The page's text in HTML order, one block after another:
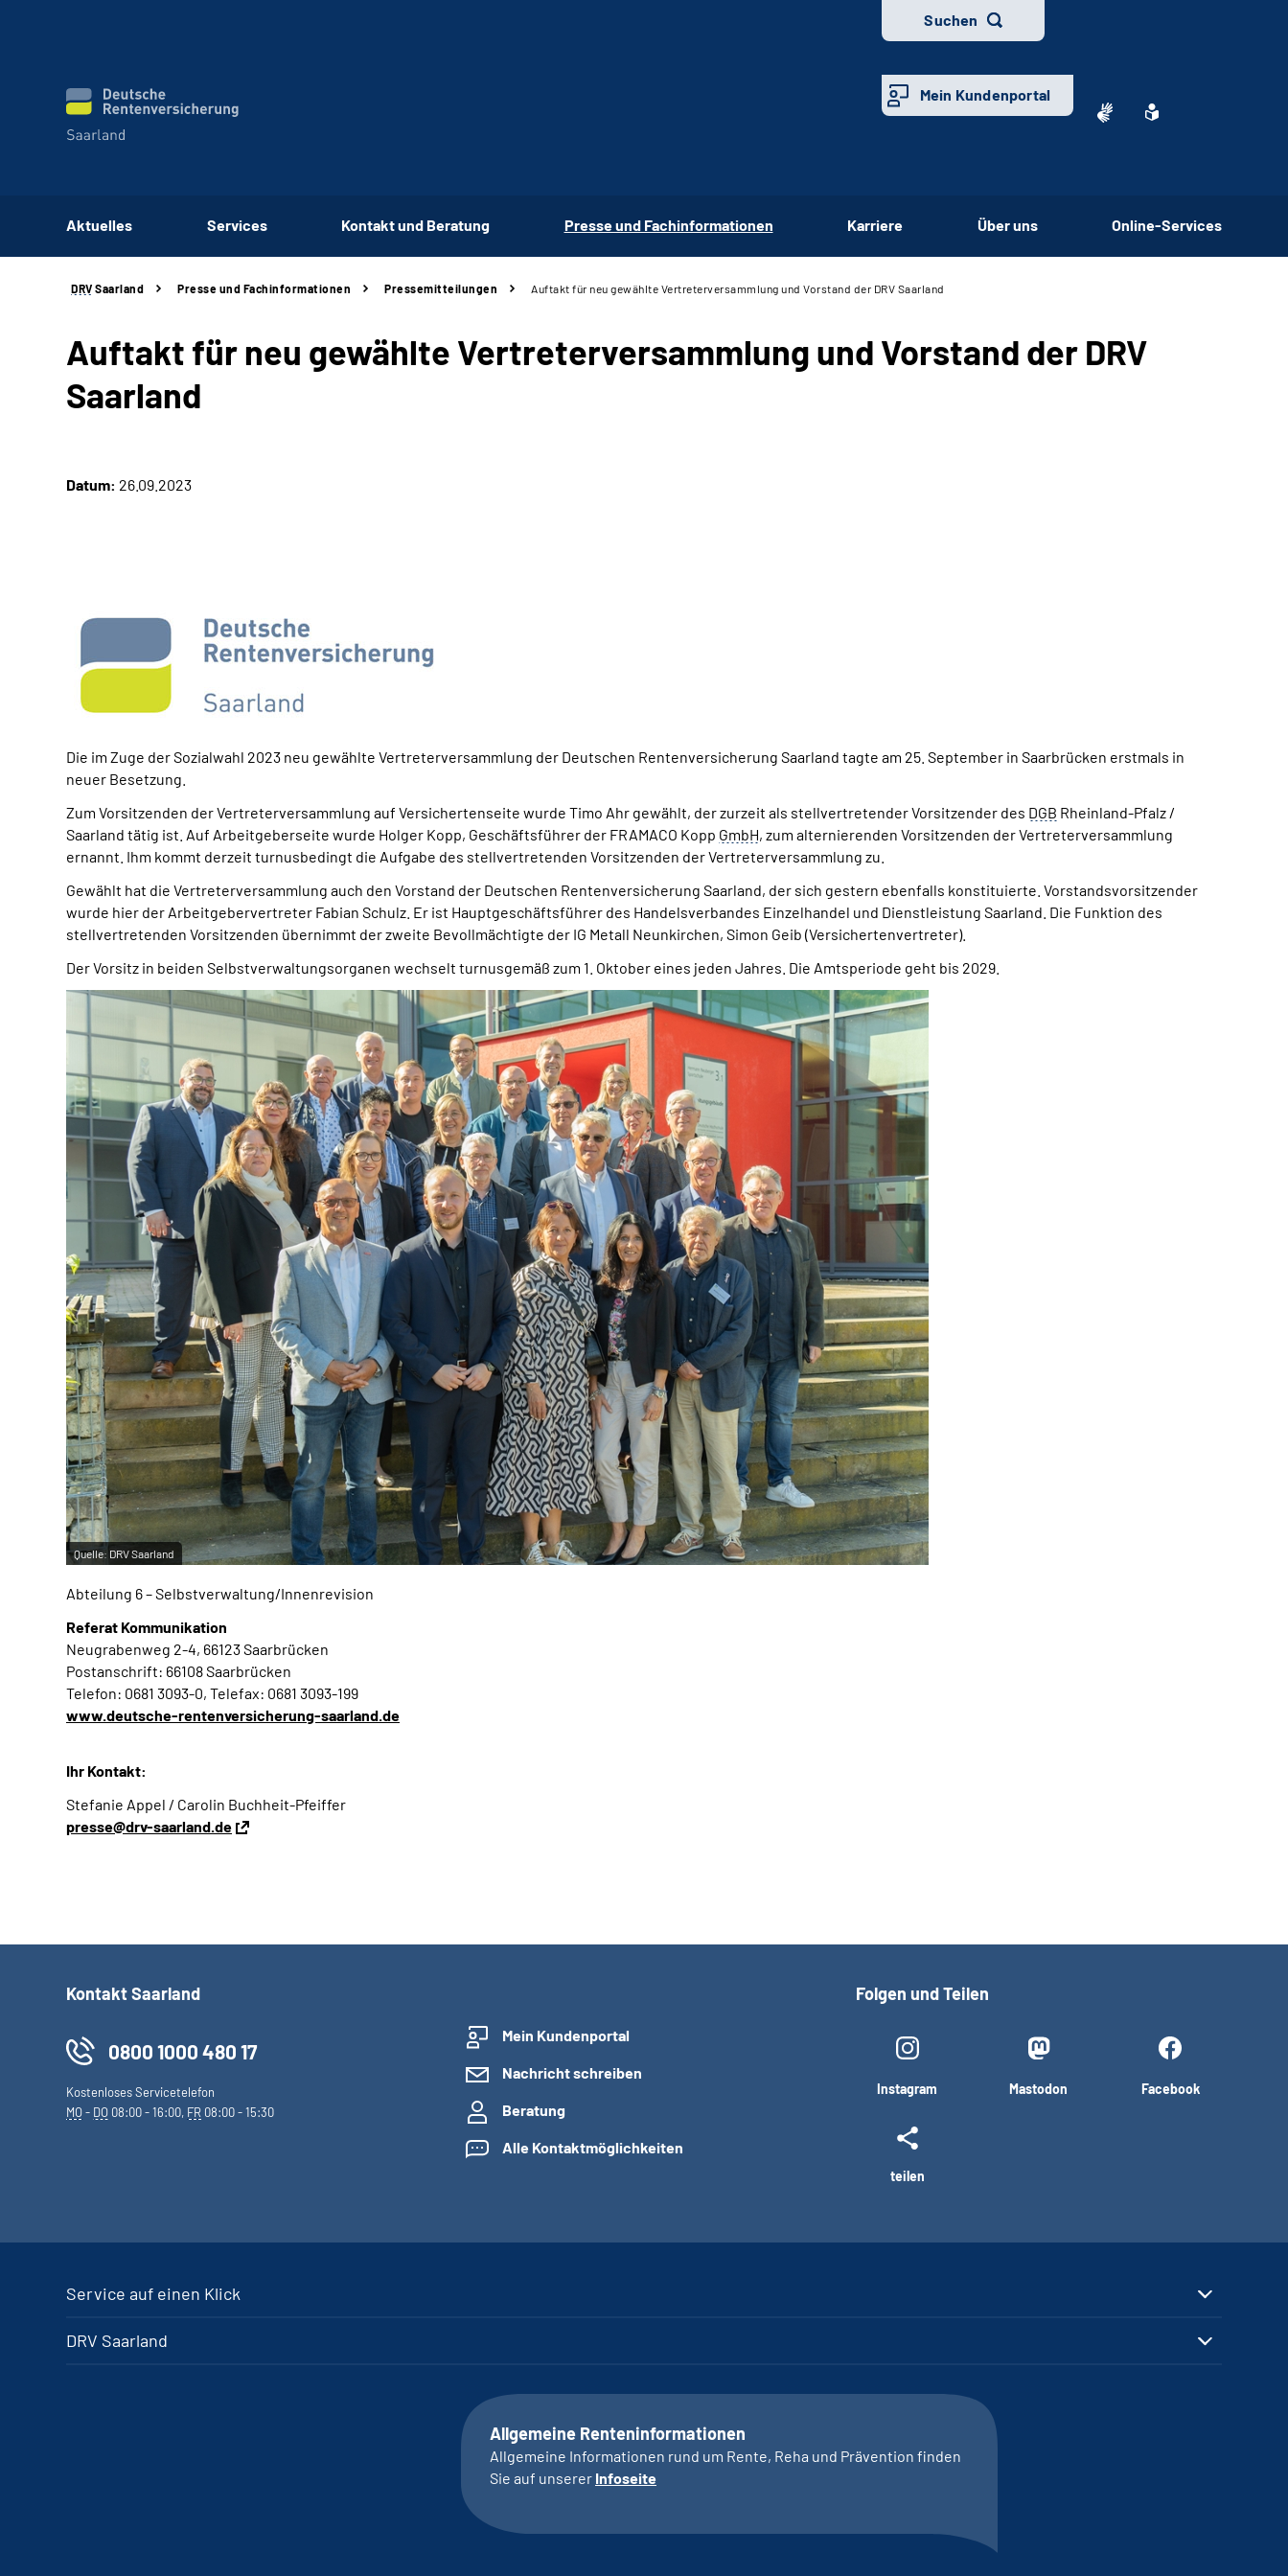
Suchen
Mein Kundenportal
Aktuelles Services Kontakt und Beratung Presse und Fachinformationen Karriere Über uns Online-Services
DRV Saarland Presse und Fachinformationen Pressemitteilungen Auftakt für neu gewählte Vertreterversammlung und Vorstand der DRV Saarland
Auftakt für neu gewählte Vertreterversammlung und Vorstand der DRV
Saarland
Datum: 26.09.2023
Die im Zuge der Sozialwahl 2023 neu gewählte Vertreterversammlung der Deutschen Rentenversicherung Saarland tagte am 25. September in Saarbrücken erstmals in
neuer Besetzung.
Zum Vorsitzenden der Vertreterversammlung auf Versichertenseite wurde Timo Ahr gewählt, der zurzeit als stellvertretender Vorsitzender des DGB Rheinland-Pfalz /
Saarland tätig ist. Auf Arbeitgeberseite wurde Holger Kopp, Geschäftsführer der FRAMACO Kopp GmbH, zum alternierenden Vorsitzenden der Vertreterversammlung
ernannt. Ihm kommt derzeit turnusbedingt die Aufgabe des stellvertretenden Vorsitzenden der Vertreterversammlung zu.
Gewählt hat die Vertreterversammlung auch den Vorstand der Deutschen Rentenversicherung Saarland, der sich gestern ebenfalls konstituierte. Vorstandsvorsitzender
wurde hier der Arbeitgebervertreter Fabian Schulz. Er ist Hauptgeschäftsführer des Handelsverbandes Einzelhandel und Dienstleistung Saarland. Die Funktion des
stellvertretenden Vorsitzenden übernimmt der zweite Bevollmächtigte der IG Metall Neunkirchen, Simon Geib (Versichertenvertreter).
Der Vorsitz in beiden Selbstverwaltungsorganen wechselt turnusgemäß zum 1. Oktober eines jeden Jahres. Die Amtsperiode geht bis 2029.
Quelle: DRV Saarland
Abteilung 6 – Selbstverwaltung/Innenrevision
Referat Kommunikation
Neugrabenweg 2-4, 66123 Saarbrücken
Postanschrift: 66108 Saarbrücken
Telefon: 0681 3093-0, Telefax: 0681 3093-199
www.deutsche-rentenversicherung-saarland.de
Ihr Kontakt:
Stefanie Appel / Carolin Buchheit-Pfeiffer
presse@drv-saarland.de
Kontakt Saarland
0800 1000 480 17
Kostenloses Servicetelefon
MO- DO 08:00 - 16:00, FR 08:00 - 15:30
Mein Kundenportal
Nachricht schreiben
Beratung
Alle Kontaktmöglichkeiten
Folgen und Teilen
Instagram Mastodon Facebook
teilen
Service auf einen Klick
DRV Saarland
Allgemeine Renteninformationen
Allgemeine Informationen rund um Rente, Reha und Prävention finden
Sie auf unserer Infoseite